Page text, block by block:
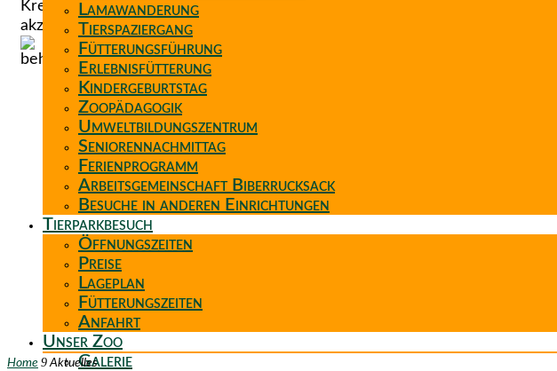
Lamawanderung
Tierspaziergang
Fütterungsführung
Erlebnisfütterung
Kindergeburtstag
Zoopädagogik
Umweltbildungszentrum
Seniorennachmittag
Ferienprogramm
Arbeitsgemeinschaft Biberrucksack
Besuche in anderen Einrichtungen
Tierparkbesuch
Öffnungszeiten
Preise
Lageplan
Fütterungszeiten
Anfahrt
Unser Zoo
Galerie
Home 9 Aktuelles